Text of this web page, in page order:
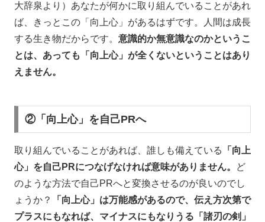
大辞泉より）あなたが何かに取り組んでいることがあれ
ば、きっとこの「向上心」があるはずです。人間は成長
する生き物だからです。 意識的か無意識なのかというこ
とは、あっても「向上心」が全くないということはあり
えません。
②「向上心」を自己PRへ
取り組んでいることがあれば、誰しも備えている
「向上
心」を自己PRにつなげなければ意味がありません。
ど
のような方法で自己PRへと変換させるのが良いのでし
ょうか？
「向上心」は万能感があるので、伝え方次第で
プラスにもなれば、マイナスにもなりうる「諸刃の剣」